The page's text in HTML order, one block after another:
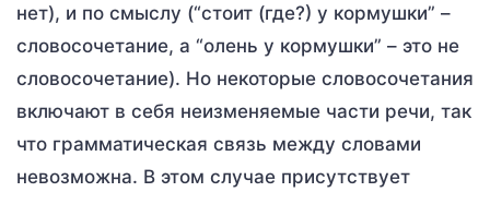
нет), и по смыслу (“стоит (где?) у кормушки” –
словосочетание, а “олень у кормушки” – это не
словосочетание). Но некоторые словосочетания
включают в себя неизменяемые части речи, так
что грамматическая связь между словами
невозможна. В этом случае присутствует